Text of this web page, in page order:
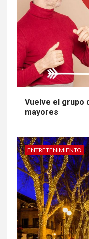
Vuelve el grupo
mayores
ENTRETENIMIENTO